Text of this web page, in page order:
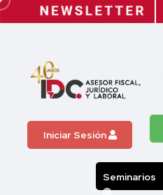
Iniciar Sesión
Seminarios